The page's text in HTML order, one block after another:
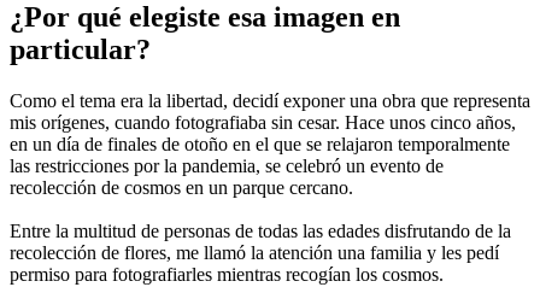
¿Por qué elegiste esa imagen en
particular?
Como el tema era la libertad, decidí exponer una obra que representa
mis orígenes, cuando fotografiaba sin cesar. Hace unos cinco años,
en un día de finales de otoño en el que se relajaron temporalmente
las restricciones por la pandemia, se celebró un evento de
recolección de cosmos en un parque cercano.
Entre la multitud de personas de todas las edades disfrutando de la
recolección de flores, me llamó la atención una familia y les pedí
permiso para fotografiarles mientras recogían los cosmos.